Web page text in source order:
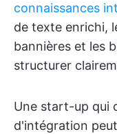
connaissances
de texte enrichi,
bannières et les
structurer
Une start-up qui
d'intégration